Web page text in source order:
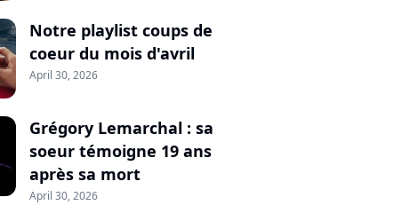
Notre playlist coups de
coeur du mois d'avril
April 30, 2026
Grégory Lemarchal : sa
soeur témoigne 19 ans
après sa mort
April 30, 2026